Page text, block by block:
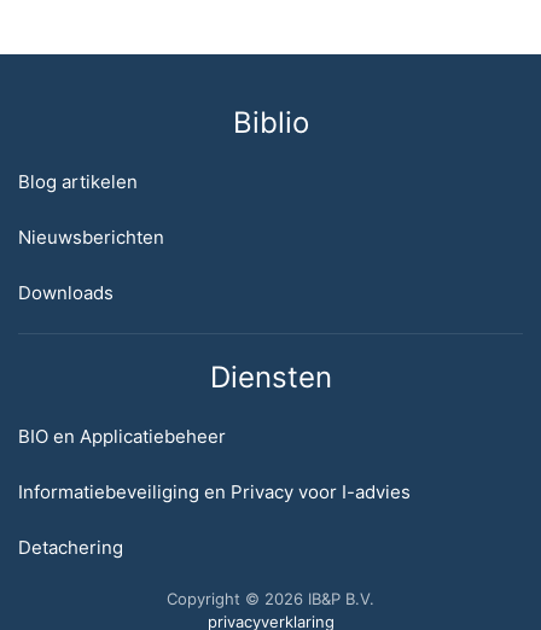
Biblio
Blog artikelen
Nieuwsberichten
Downloads
Diensten
BIO en Applicatiebeheer
Informatiebeveiliging en Privacy voor I-advies
Detachering
Copyright © 2026 IB&P B.V.
privacyverklaring